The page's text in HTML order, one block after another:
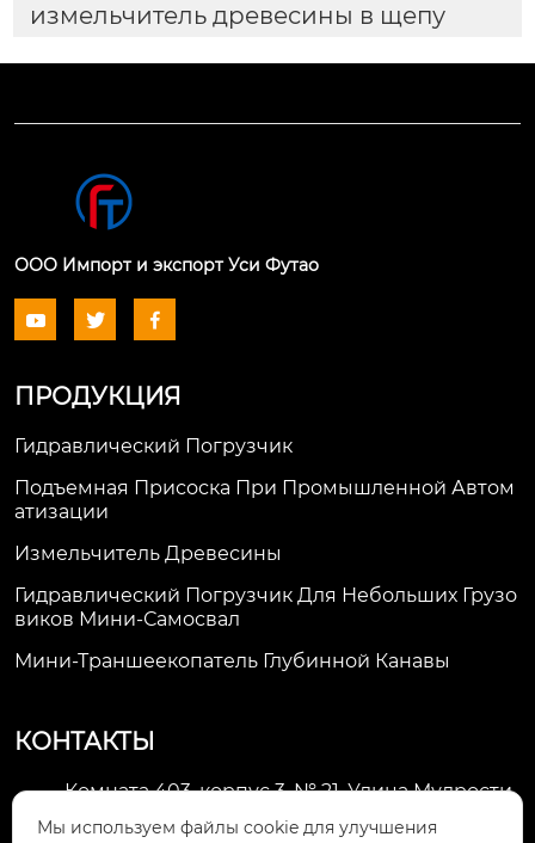
измельчитель древесины в щепу
ООО Импорт и экспорт Уси Футао
  
ПРОДУКЦИЯ
Гидравлический Погрузчик
Подъемная Присоска При Промышленной Автом
Атизации
Измельчитель Древесины
Гидравлический Погрузчик Для Небольших Грузо
Виков Мини-Самосвал
Мини-Траншеекопатель Глубинной Канавы
КОНТАКТЫ
Комната 403, корпус 3, № 21, Улица Мудрости,
Зона экономического развития Хуэйшань,
Мы используем файлы cookie для улучшения